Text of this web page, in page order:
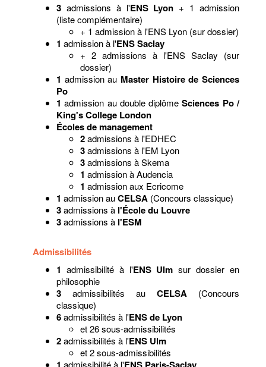
3 admissions à l'ENS Lyon + 1 admission
(liste complémentaire)
+ 1 admission à l'ENS Lyon (sur dossier)
1 admission à l'ENS Saclay
+ 2 admissions à l'ENS Saclay (sur
dossier)
1 admission au Master Histoire de Sciences
Po
1 admission au double diplômeSciences Po /
King's College London
Écoles de management
2admissions à l'EDHEC
3admissions à l'EM Lyon
3admissions à Skema
1 admission à Audencia
1 admission aux Ecricome
1 admission auCELSA (Concours classique)
3admissions à l'École du Louvre
3admissions à l'ESM
Admissibilités
1 admissibilité à l'ENS Ulm sur dossier en
philosophie
3 admissibilités au CELSA (Concours
classique)
6admissibilités à l'ENS de Lyon
et 26 sous-admissibilités
2admissibilités à l'ENS Ulm
et 2 sous-admissibilités
admissibilité à l'